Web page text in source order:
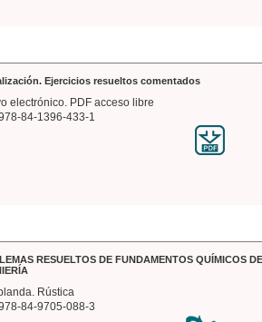
Ejercicios resueltos comentados
electrónico. PDF acceso libre
84-1396-433-1
RESUELTOS DE FUNDAMENTOS QUÍMICOS
Rústica
84-9705-088-3